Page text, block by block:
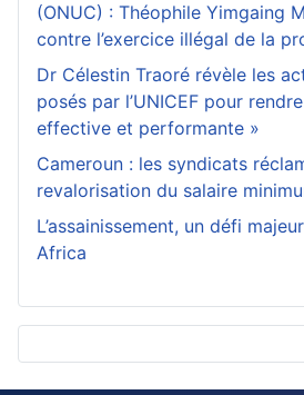
(ONUC) : Théophile Yimgaing
contre l’exercice illégal de la
Dr Célestin Traoré révèle les
posés par l’UNICEF pour
effective et performante »
Cameroun : les syndicats
revalorisation du salaire
L’assainissement, un défi
Africa